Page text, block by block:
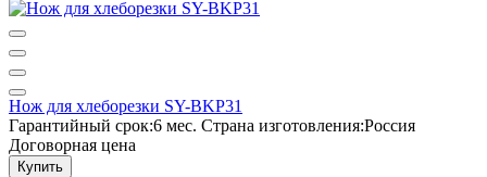
Нож для хлеборезки SY-BKP31
Гарантийный срок:6 мес. Страна изготовления:Россия
Договорная цена
Купить